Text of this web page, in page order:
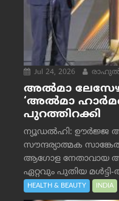
Jul 24, 2026 രാഹുല്‍
അൽമാ
‘അൽമാ
പുറത്തിറക്കി
ന്യൂഡൽഹി: ഊർജ്ജ
സൗന്ദര്യാത്മക
ആഗോള നേതാവായ
ഏറ്റവും പുതിയ
HEALTH & BEAUTY INDIA